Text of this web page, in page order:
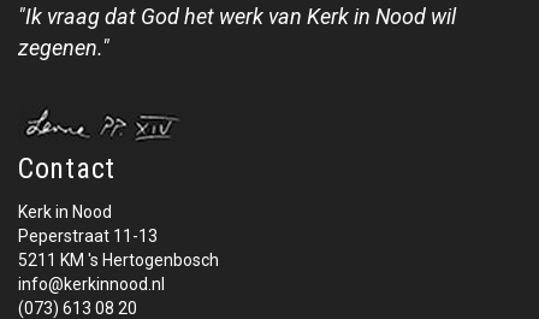
"Ik vraag dat God het werk van Kerk in Nood wil
zegenen."
Contact
Kerk in Nood
Peperstraat 11-13
5211 KM 's Hertogenbosch
info@kerkinnood.nl
(073) 613 08 20